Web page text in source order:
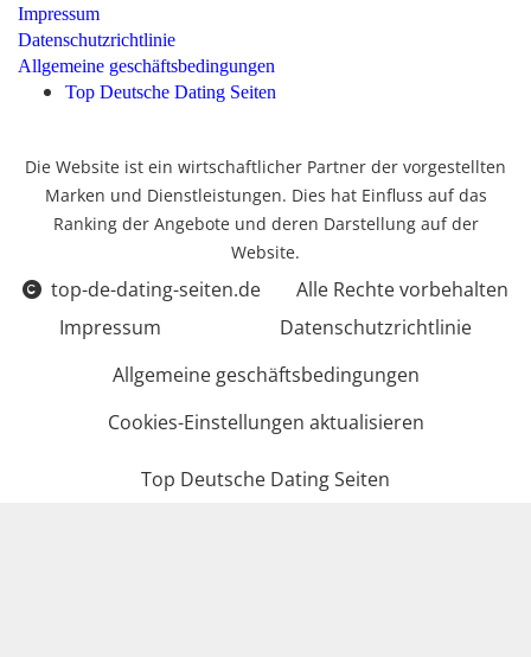
Impressum
Datenschutzrichtlinie
Allgemeine geschäftsbedingungen
Top Deutsche Dating Seiten
Die Website ist ein wirtschaftlicher Partner der vorgestellten
Marken und Dienstleistungen. Dies hat Einfluss auf das
Ranking der Angebote und deren Darstellung auf der
Website.
top-de-dating-seiten.de
Alle Rechte vorbehalten
Impressum
Datenschutzrichtlinie
Allgemeine geschäftsbedingungen
Cookies-Einstellungen aktualisieren
Top Deutsche Dating Seiten